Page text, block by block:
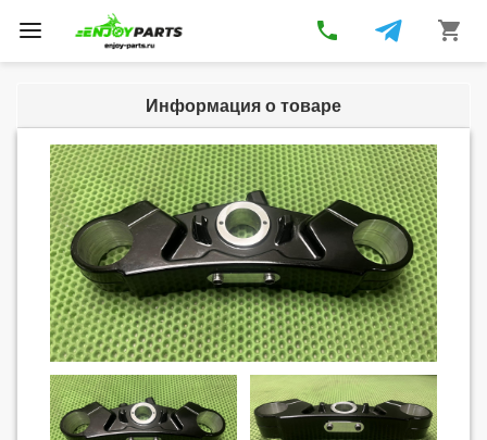
Toggle
navigation
phone shopping_cart
Информация о товаре